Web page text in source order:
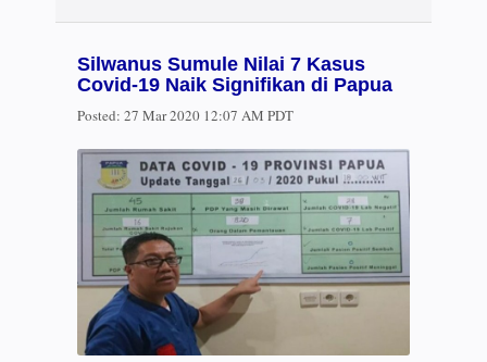
Silwanus Sumule Nilai 7 Kasus
Covid-19 Naik Signifikan di Papua
Posted: 27 Mar 2020 12:07 AM PDT